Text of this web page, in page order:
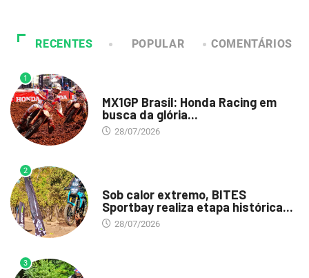
RECENTES POPULAR COMENTÁRIOS
1
MX1GP Brasil: Honda Racing em
busca da glória...
28/07/2026
2
Sob calor extremo, BITES
Sportbay realiza etapa histórica...
28/07/2026
3